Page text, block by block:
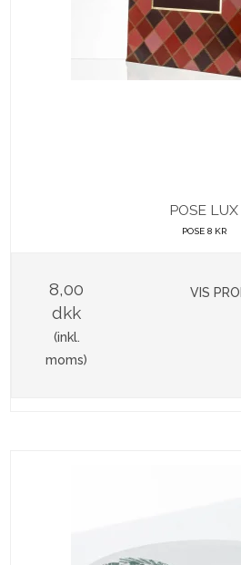
POSE LUX
POSE 8 KR
8,00
dkk
(inkl.
moms)
VIS